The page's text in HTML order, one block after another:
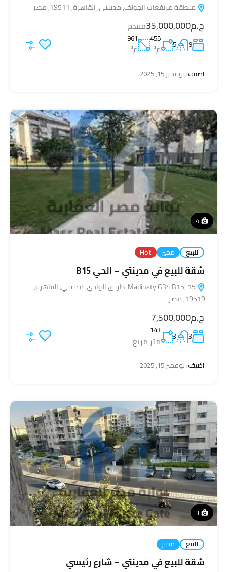
منطقة مرتفعات الجولف, مدينتي, القاهرة, 19511, مصر
ج.م35,000,000 مقدم
9
5
455
م²
961
م²
اضيف:نوفمبر 15, 2025
4
للبيع مميز Hot
شقة للبيع في مدينتي – الحي B15
Madinaty G34 B15, 15, طريق الوادي, مدينتي, القاهرة,
19519, مصر
ج.م7,500,000
3
3
143
متر مربع
اضيف:نوفمبر 15, 2025
3
للبيع مميز
شقة للبيع في مدينتي – شارع رئيسي